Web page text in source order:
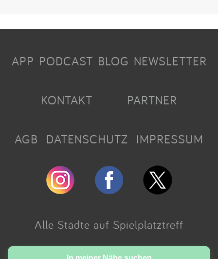
APP PODCAST BLOG NEWSLETTER
KONTAKT PARTNER
AGB DATENSCHUTZ IMPRESSUM
Alle Städte auf Spielplatztreff